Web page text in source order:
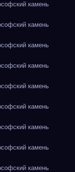
камень
камень
камень
камень
камень
камень
камень
камень
камень